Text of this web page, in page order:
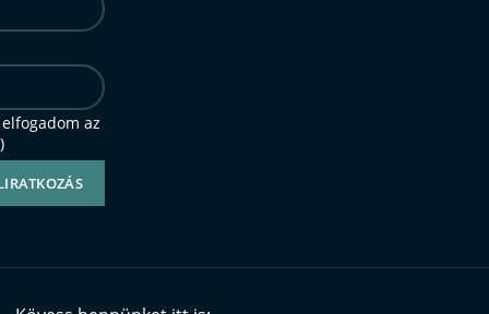
az
)